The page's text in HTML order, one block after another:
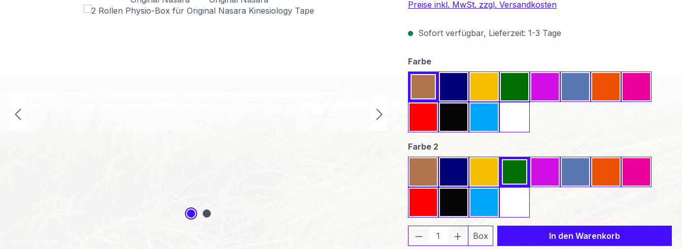
Preise inkl. MwSt. zzgl. Versandkosten
Sofort verfügbar, Lieferzeit: 1-3 Tage
Farbeauswählen
Farbe 2
Produkt Anzahl: Gib den gewünschten Wert
Box In den Warenkorb